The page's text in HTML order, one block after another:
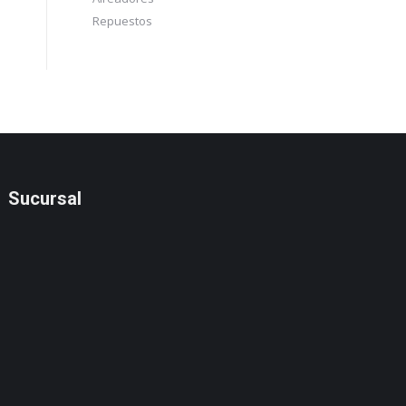
Repuestos
Sucursal